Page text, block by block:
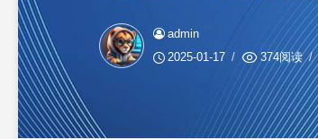
admin
2025-01-17
374阅读